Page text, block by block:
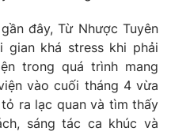
đây, Từ Nhược Tuyên
khá stress khi phải
trong quá trình mang
vào cuối tháng 4 vừa
ra lạc quan và tìm thấy
sáng tác ca khúc và